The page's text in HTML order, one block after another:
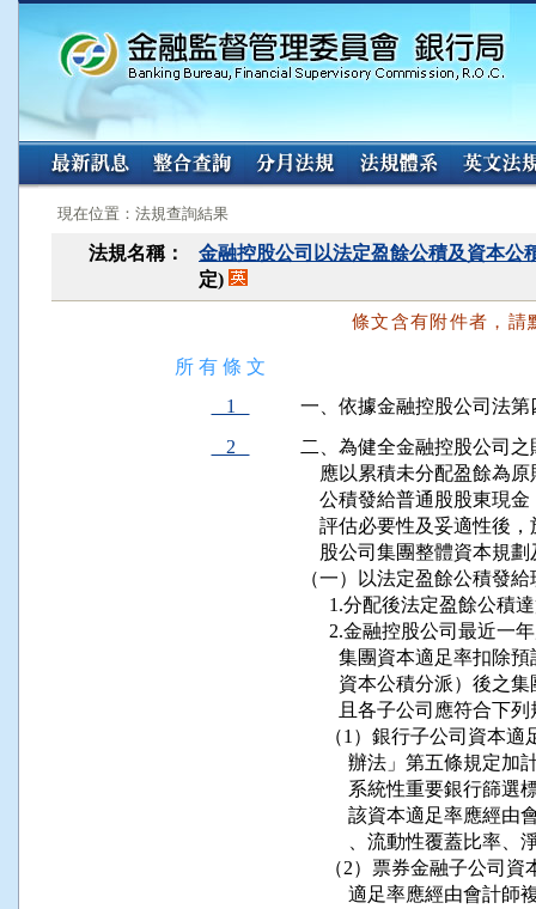
:::
現在位置：法規查詢結果
法規名稱：
金融控股公司以法定盈餘公積及資本公
定)
條文含有附件者，請
所 有 條 文
1
一、依據金融控股公司法
2
二、為健全金融控股公司
應以累積未分配盈餘為
公積發給普通股股東現
評估必要性及妥適性後
股公司集團整體資本規
（一）以法定盈餘公積發
1.分配後法定盈餘公
2.金融控股公司最近
集團資本適足率扣
資本公積分派）後
且各子公司應符合下
（1）銀行子公司資本
辦法」第五條規
系統性重要銀行
該資本適足率應
、流動性覆蓋比
（2）票券金融子公司
適足率應經由會計師